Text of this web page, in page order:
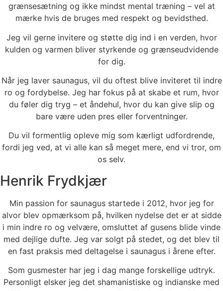
grænsesætning og ikke mindst mental træning – vel at
mærke hvis de bruges med respekt og bevidsthed.
Jeg vil gerne invitere og støtte dig ind i en verden, hvor
kulden og varmen bliver styrkende og grænseudvidende
for dig.
Når jeg laver saunagus, vil du oftest blive inviteret til indre
ro og fordybelse. Jeg har fokus på at skabe et rum, hvor
du føler dig tryg – et åndehul, hvor du kan give slip og
bare være uden pres eller forventninger.
Du vil formentlig opleve mig som kærligt udfordrende,
fordi jeg ved, at vi alle kan så meget mere, end vi tror, om
os selv.
Henrik Frydkjær
Min passion for saunagus startede i 2012, hvor jeg for
alvor blev opmærksom på, hvilken nydelse det er at sidde
i min indre ro og velvære, omsluttet af gusens blide vinde
med dejlige dufte. Jeg var solgt på stedet, og det blev til
en fast praksis med deltagelse i saunagus i årene efter.
Som gusmester har jeg i dag mange forskellige udtryk.
Personligt elsker jeg det shamanistiske og indianske med